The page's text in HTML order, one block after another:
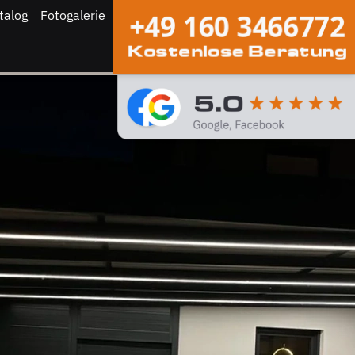
Fotogalerie +49 160 3466772
Kostenlose Beratung